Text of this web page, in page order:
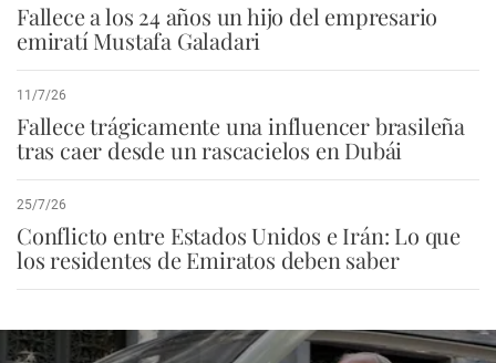
Fallece a los 24 años un hijo del empresario
emiratí Mustafa Galadari
11/7/26
Fallece trágicamente una influencer brasileña
tras caer desde un rascacielos en Dubái
25/7/26
Conflicto entre Estados Unidos e Irán: Lo que
los residentes de Emiratos deben saber